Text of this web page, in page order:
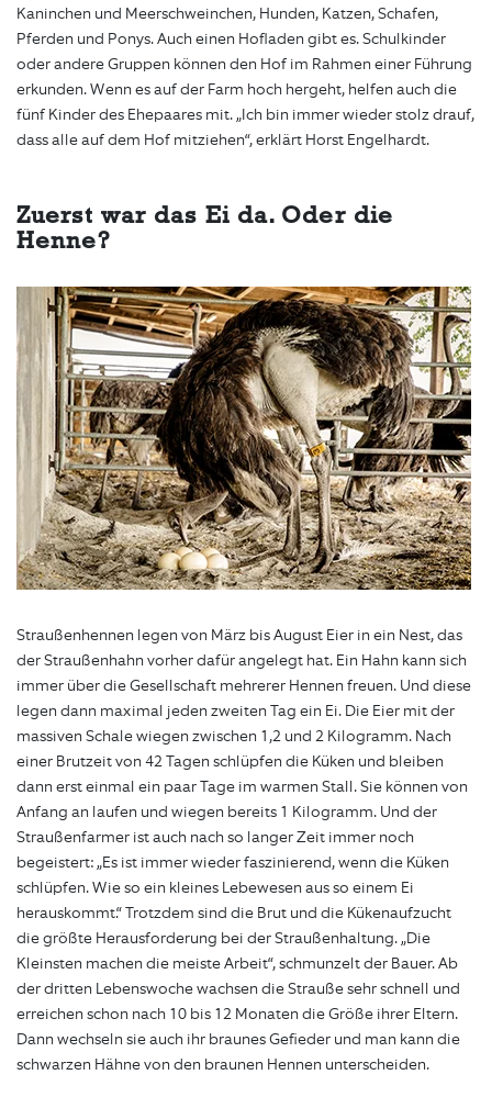
Kaninchen und Meerschweinchen, Hunden, Katzen, Schafen,
Pferden und Ponys. Auch einen Hofladen gibt es. Schulkinder
oder andere Gruppen können den Hof im Rahmen einer Führung
erkunden. Wenn es auf der Farm hoch hergeht, helfen auch die
fünf Kinder des Ehepaares mit. „Ich bin immer wieder stolz drauf,
dass alle auf dem Hof mitziehen“, erklärt Horst Engelhardt.
Zuerst war das Ei da. Oder die
Henne?
Straußenhennen legen von März bis August Eier in ein Nest, das
der Straußenhahn vorher dafür angelegt hat. Ein Hahn kann sich
immer über die Gesellschaft mehrerer Hennen freuen. Und diese
legen dann maximal jeden zweiten Tag ein Ei. Die Eier mit der
massiven Schale wiegen zwischen 1,2 und 2 Kilogramm. Nach
einer Brutzeit von 42 Tagen schlüpfen die Küken und bleiben
dann erst einmal ein paar Tage im warmen Stall. Sie können von
Anfang an laufen und wiegen bereits 1 Kilogramm. Und der
Straußenfarmer ist auch nach so langer Zeit immer noch
begeistert: „Es ist immer wieder faszinierend, wenn die Küken
schlüpfen. Wie so ein kleines Lebewesen aus so einem Ei
herauskommt.“ Trotzdem sind die Brut und die Kükenaufzucht
die größte Herausforderung bei der Straußenhaltung. „Die
Kleinsten machen die meiste Arbeit“, schmunzelt der Bauer. Ab
der dritten Lebenswoche wachsen die Strauße sehr schnell und
erreichen schon nach 10 bis 12 Monaten die Größe ihrer Eltern.
Dann wechseln sie auch ihr braunes Gefieder und man kann die
schwarzen Hähne von den braunen Hennen unterscheiden.